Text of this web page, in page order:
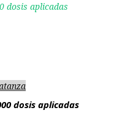
dosis aplicadas
dosis aplicadas